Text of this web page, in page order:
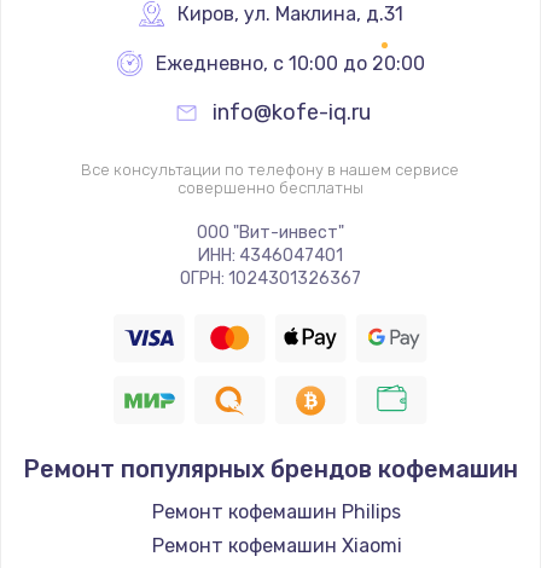
Киров, ул. Маклина, д.31
Ежедневно, с 10:00 до 20:00
info@kofe-iq.ru
Все консультации по телефону в нашем сервисе
совершенно бесплатны
ООО "Вит-инвест"
ИНН: 4346047401
ОГРН: 1024301326367
Ремонт популярных брендов кофемашин
Ремонт кофемашин Philips
Ремонт кофемашин Xiaomi